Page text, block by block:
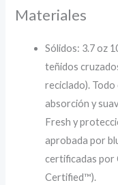
Materiales
Sólidos: 3.7 oz
teñidos
reciclado).
absorción y
Fresh y
aprobada por
certificadas por
Certified™).